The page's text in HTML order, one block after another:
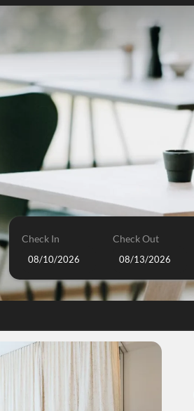
Check In Check Out
offers!